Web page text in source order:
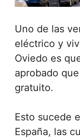
Uno de las
eléctrico y
Oviedo es
aprobado
gratuito.
Esto sucede
España, las